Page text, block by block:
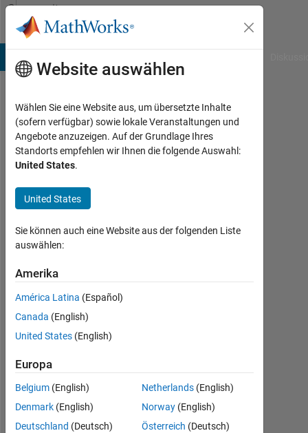
Weiter zum Inhalt
Community
Profile
Nathaniel
H
Werner
Last
seen: 4
vor
|
seit
2018
Followers:
0
Following:
0
Follow
Website auswählen
Wählen Sie eine Website aus, um übersetzte Inhalte
(sofern verfügbar) sowie lokale Veranstaltungen und
Angebote anzuzeigen. Auf der Grundlage Ihres
Standorts empfehlen wir Ihnen die folgende Auswahl:
United States.
United States
Sie können auch eine Website aus der folgenden Liste
auswählen:
Amerika
América Latina (Español)
Canada (English)
United States (English)
Europa
Belgium (English)
Denmark (English)
Deutschland (Deutsch)
Netherlands (English)
Norway (English)
Österreich (Deutsch)